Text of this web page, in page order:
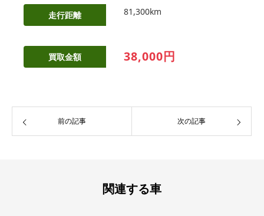
走行距離 81,300km
買取金額 38,000円
前の記事 次の記事
関連する車